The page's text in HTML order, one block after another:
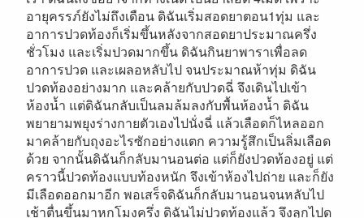
อายุครรภ์ยังไม่ถึงเดือน ดิฉันเริ่มสอดยาตอน1ทุ่ม และ
อาการปวดท้องก็เริ่มขึ้นหลังจากสอดยาประมาณครึ่ง
ชั่วโมง และเริ่มปวดมากขึ้น ดิฉันกินยาพาราเพื่อลด
อาการปวด และเผลอหลับไป จนประมาณห้าทุ่ม ดิฉัน
ปวดท้องอย่างมาก และคล้ายกับปวดฉี่ จึงเดินไปเข้า
ห้องน้ำ แต่ดิฉันกลับเป็นลมล้มลงกับพื้นห้องน้ำ ดิฉัน
พยายามพยุงร่างกายตัวเองไปนั่งฉี่ แล้วเลือดก็ไหลออก
มาคล้ายกับถุงอะไรซักอย่างแตก ความรู้สึกเป็นลิ่มเลือด
ด้วย จากนั้นดิฉันก็กลับมานอนต่อ แต่ก็ยังปวดท้องอยู่ แต่
คราวนี้ปวดท้องแบบท้องหนัก จึงเข้าห้องไปถ่าย และก็ยัง
มีเลือดออกมาอีก พอเสร็จดิฉันก็กลับมานอนจนหลับไป
เช้าตื่นขึ้นมาหกโมงครึ่ง ดิฉันไม่ปวดท้องแล้ว จึงลุกไปด